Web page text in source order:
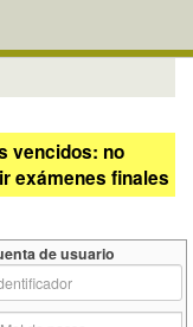
vencidos: no
exámenes finales
de usuario